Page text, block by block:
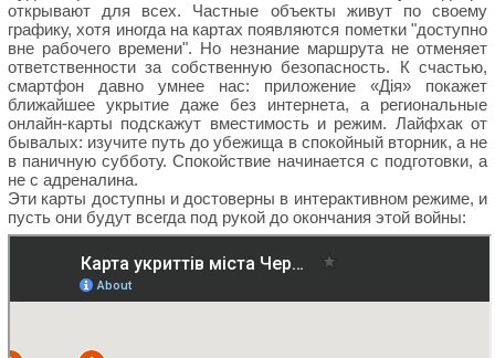
открывают для всех. Частные объекты живут по своему
графику, хотя иногда на картах появляются пометки "доступно
вне рабочего времени". Но незнание маршрута не отменяет
ответственности за собственную безопасность. К счастью,
смартфон давно умнее нас: приложение «Дія» покажет
ближайшее укрытие даже без интернета, а региональные
онлайн-карты подскажут вместимость и режим. Лайфхак от
бывалых: изучите путь до убежища в спокойный вторник, а не
в паничную субботу. Спокойствие начинается с подготовки, а
не с адреналина.
Эти карты доступны и достоверны в интерактивном режиме, и
пусть они будут всегда под рукой до окончания этой войны: